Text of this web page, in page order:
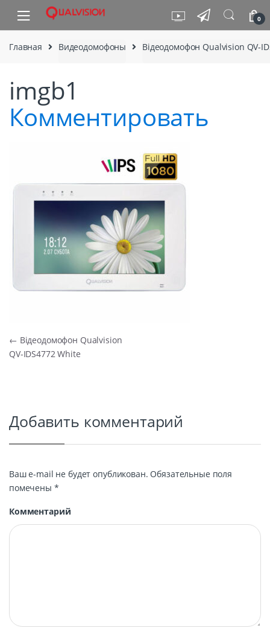
Skip to navigation
Skip to content
0
Главная Видеодомофоны Відеодомофон Qualvision QV-
imgb1
Комментировать
Навигация по записям
← Відеодомофон Qualvision
QV-IDS4772 White
Добавить комментарий
Ваш e-mail не будет опубликован. Обязательные поля
помечены *
Комментарий